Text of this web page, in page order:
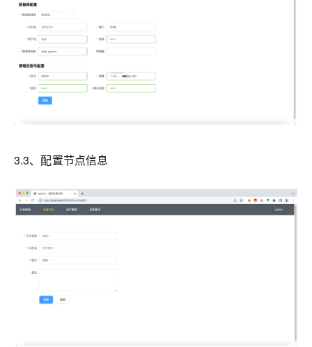
3.3、配置节点信息